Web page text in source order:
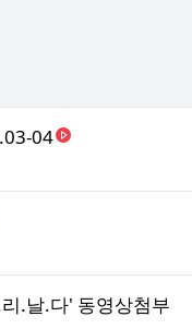
04
.날.다' 동영상첨부